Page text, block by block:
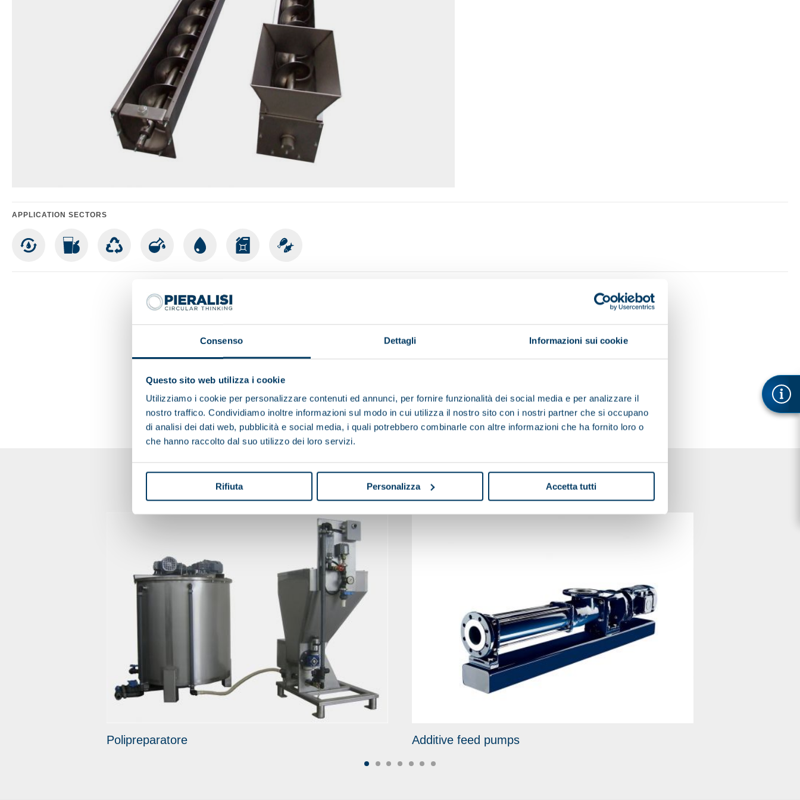
Consenso Dettagli Informazioni sui cookie
Questo sito web utilizza i cookie
Utilizziamo i cookie per personalizzare contenuti ed annunci, per fornire funzionalità dei social media e per analizzare il
nostro traffico. Condividiamo inoltre informazioni sul modo in cui utilizza il nostro sito con i nostri partner che si occupano
di analisi dei dati web, pubblicità e social media, i quali potrebbero combinarle con altre informazioni che ha fornito loro o
che hanno raccolto dal suo utilizzo dei loro servizi.
Rifiuta Personalizza Accetta tutti
APPLICATION SECTORS
You may also be interested in
Polipreparatore Additive feed pumps